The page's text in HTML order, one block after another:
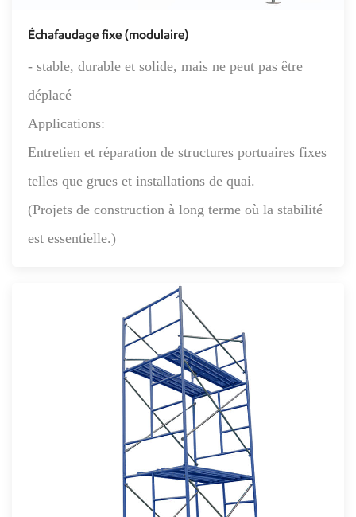
Échafaudage fixe (modulaire)
- stable, durable et solide, mais ne peut pas être
déplacé
Applications:
Entretien et réparation de structures portuaires fixes
telles que grues et installations de quai.
(Projets de construction à long terme où la stabilité
est essentielle.)